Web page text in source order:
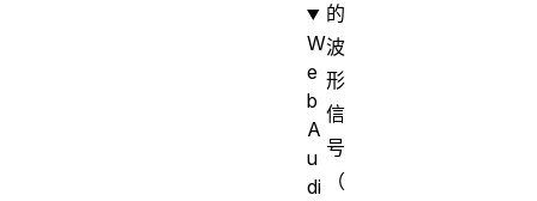
的
波
形
信
号
（
W
e
b
A
u
di